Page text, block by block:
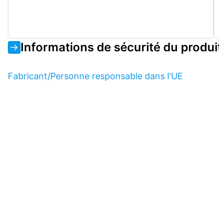
Informations de sécurité du
Fabricant/Personne responsable dans l'UE